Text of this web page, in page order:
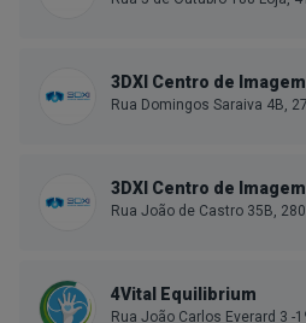
3DXI Centro de
Rua Domingos Saraiva 4B,
3DXI Centro de
Rua João de Castro 35B,
4Vital Equilibrium
Rua João Carlos Everard 3 -